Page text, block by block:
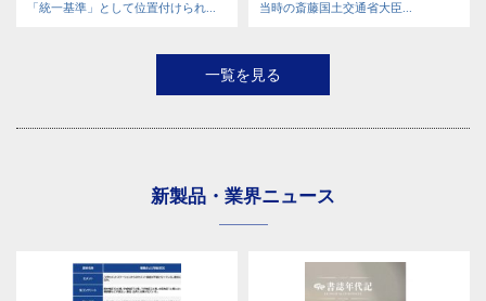
「統一基準」として位置付けられ...
当時の斎藤国土交通省大臣...
一覧を見る
新製品・業界ニュース